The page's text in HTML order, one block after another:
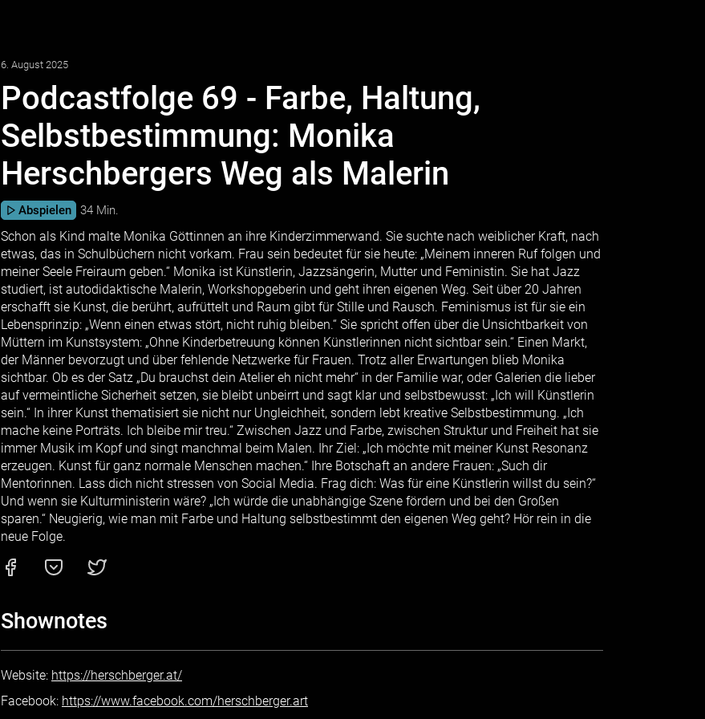
6. August 2025
Podcastfolge 69 - Farbe, Haltung,
Selbstbestimmung: Monika
Herschbergers Weg als Malerin
Abspielen 34 Min.
Schon als Kind malte Monika Göttinnen an ihre Kinderzimmerwand. Sie suchte nach weiblicher Kraft, nach
etwas, das in Schulbüchern nicht vorkam. Frau sein bedeutet für sie heute: „Meinem inneren Ruf folgen und
meiner Seele Freiraum geben.“ Monika ist Künstlerin, Jazzsängerin, Mutter und Feministin. Sie hat Jazz
studiert, ist autodidaktische Malerin, Workshopgeberin und geht ihren eigenen Weg. Seit über 20 Jahren
erschafft sie Kunst, die berührt, aufrüttelt und Raum gibt für Stille und Rausch. Feminismus ist für sie ein
Lebensprinzip: „Wenn einen etwas stört, nicht ruhig bleiben.“ Sie spricht offen über die Unsichtbarkeit von
Müttern im Kunstsystem: „Ohne Kinderbetreuung können Künstlerinnen nicht sichtbar sein.“ Einen Markt,
der Männer bevorzugt und über fehlende Netzwerke für Frauen. Trotz aller Erwartungen blieb Monika
sichtbar. Ob es der Satz „Du brauchst dein Atelier eh nicht mehr“ in der Familie war, oder Galerien die lieber
auf vermeintliche Sicherheit setzen, sie bleibt unbeirrt und sagt klar und selbstbewusst: „Ich will Künstlerin
sein.“ In ihrer Kunst thematisiert sie nicht nur Ungleichheit, sondern lebt kreative Selbstbestimmung. „Ich
mache keine Porträts. Ich bleibe mir treu.“ Zwischen Jazz und Farbe, zwischen Struktur und Freiheit hat sie
immer Musik im Kopf und singt manchmal beim Malen. Ihr Ziel: „Ich möchte mit meiner Kunst Resonanz
erzeugen. Kunst für ganz normale Menschen machen.“ Ihre Botschaft an andere Frauen: „Such dir
Mentorinnen. Lass dich nicht stressen von Social Media. Frag dich: Was für eine Künstlerin willst du sein?“
Und wenn sie Kulturministerin wäre? „Ich würde die unabhängige Szene fördern und bei den Großen
sparen.“ Neugierig, wie man mit Farbe und Haltung selbstbestimmt den eigenen Weg geht? Hör rein in die
neue Folge.
Shownotes
Website: https://herschberger.at/
Facebook: https://www.facebook.com/herschberger.art